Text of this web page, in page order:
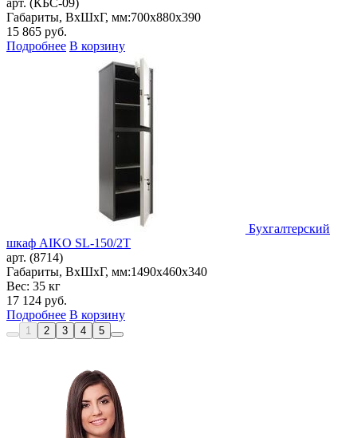
арт. (КБС-09)
Габариты, ВxШxГ, мм:700x880x390
15 865 руб.
Подробнее В корзину
Бухгалтерский
шкаф AIKO SL-150/2Т
арт. (8714)
Габариты, ВxШxГ, мм:1490x460x340
Вес: 35 кг
17 124 руб.
Подробнее В корзину
1 2 3 4 5